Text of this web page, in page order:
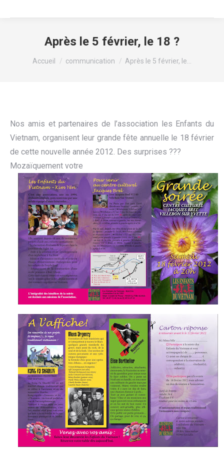
Après le 5 février, le 18 ?
Vous êtes ici :
Accueil communication Après le 5 février, le…
Nos amis et partenaires de l’association les Enfants du
Vietnam, organisent leur grande fête annuelle le 18 février
de cette nouvelle année 2012. Des surprises ???
Mozaïquement votre